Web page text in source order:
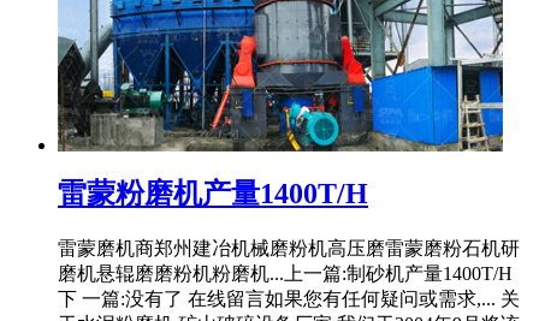
雷蒙粉磨机产量1400T/H
雷蒙磨机商郑州建冶机械磨粉机高压磨雷蒙磨粉石机研
磨机悬辊磨磨粉机粉磨机...上一篇:制砂机产量1400T/H
下 一篇:没有了 在线留言如果您有任何疑问或需求,... 关